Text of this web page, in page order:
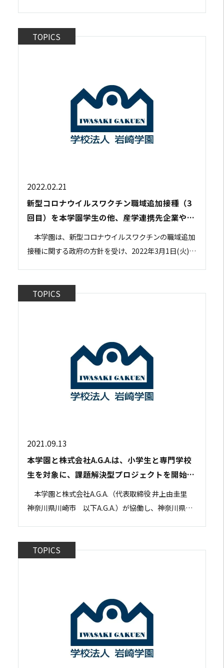
TOPICS
2022.02.21
新型コロナウイルスワクチン職域追加接種（3
回目）を本学園学生の他、産学連携先企業や近
隣保育園の 保育士も 対象に3月1日(火)より開
始します。
本学園は、新型コロナウイルスワクチンの職域追加
接種に関する政府の方針を受け、2022年3月1日(火)か
TOPICS
2021.09.13
本学園と株式会社A.G.A.は、小学生と専門学校
生を対象に、課題解決型プロジェクトを開始し
ました。
本学園と株式会社A.G.A.（代表取締役 井上由圭里
神奈川県川崎市 以下A.G.A.）が協働し、神奈川県在
TOPICS